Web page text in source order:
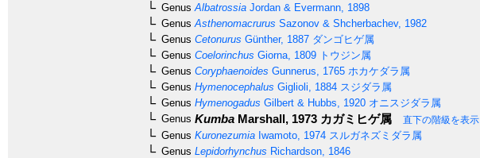
Genus Albatrossia Jordan & Evermann, 1898
Genus Asthenomacrurus Sazonov & Shcherbachev, 1982
Genus Cetonurus Günther, 1887 ダンゴヒゲ属
Genus Coelorinchus Giorna, 1809 トウジン属
Genus Coryphaenoides Gunnerus, 1765 ホカケダラ属
Genus Hymenocephalus Giglioli, 1884 スジダラ属
Genus Hymenogadus Gilbert & Hubbs, 1920 オニスジダラ属
Genus Kumba Marshall, 1973 カガミヒゲ属 直下の階級を表示
Genus Kuronezumia Iwamoto, 1974 スルガネズミダラ属
Genus Lepidorhynchus Richardson, 1846